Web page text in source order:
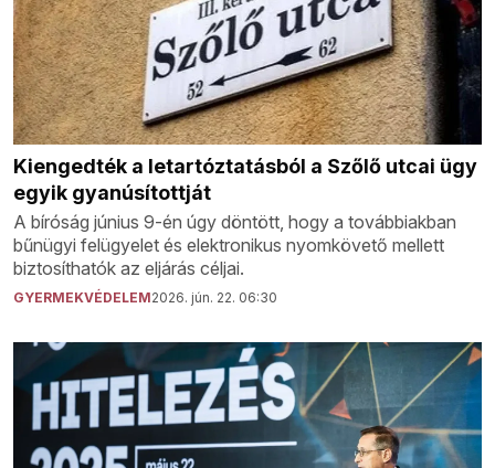
Kiengedték a letartóztatásból a Szőlő utcai ügy
egyik gyanúsítottját
A bíróság június 9-én úgy döntött, hogy a továbbiakban
bűnügyi felügyelet és elektronikus nyomkövető mellett
biztosíthatók az eljárás céljai.
GYERMEKVÉDELEM2026. jún. 22. 06:30